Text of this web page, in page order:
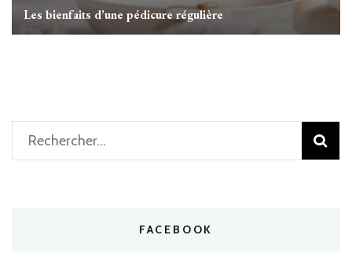
Les bienfaits d’une pédicure régulière
Rechercher :
FACEBOOK